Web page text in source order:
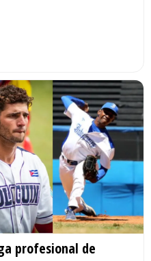
profesional de